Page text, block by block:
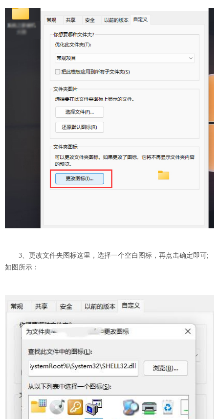
3、更改文件夹图标这里，选择一个空白图标，再点击确定即可;
如图所示：